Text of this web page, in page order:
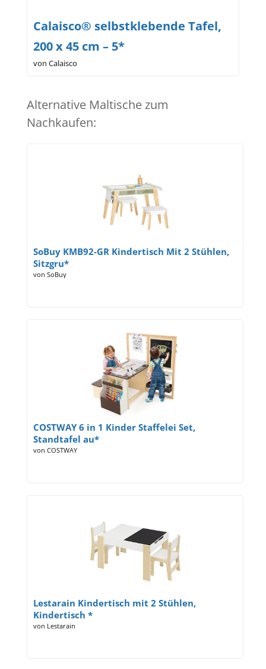
Calaisco® selbstklebende Tafel,
200 x 45 cm – 5*
von Calaisco
Alternative Maltische zum
Nachkaufen:
SoBuy KMB92-GR Kindertisch Mit 2 Stühlen,
Sitzgru*
von SoBuy
COSTWAY 6 in 1 Kinder Staffelei Set,
Standtafel au*
von COSTWAY
Lestarain Kindertisch mit 2 Stühlen,
Kindertisch *
von Lestarain